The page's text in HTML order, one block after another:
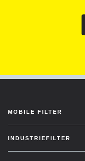
MOBILE FILTER
INDUSTRIEFILTER